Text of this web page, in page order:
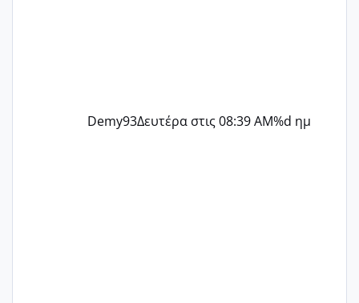
Demy93Δευτέρα στις 08:39 AM%d ημ